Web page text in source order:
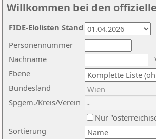
Willkommen bei den
Nachname
Ebene
Sortierung
Personennummer
Bundesland
Spgem./Kreis/Verein
Nur
FIDE-Elolisten Stand